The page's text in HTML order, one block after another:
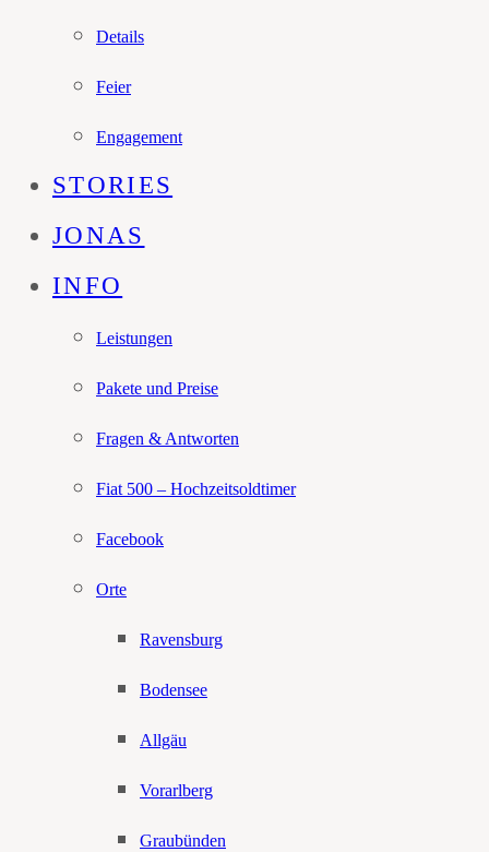
Details
Feier
Engagement
STORIES
JONAS
INFO
Leistungen
Pakete und Preise
Fragen & Antworten
Fiat 500 – Hochzeitsoldtimer
Facebook
Orte
Ravensburg
Bodensee
Allgäu
Vorarlberg
Graubünden